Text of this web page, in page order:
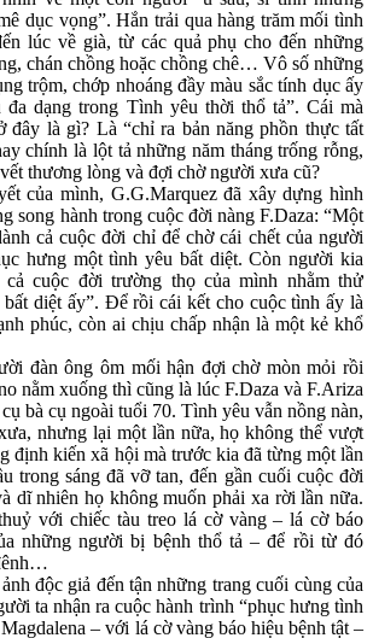
dục vọng”. Hắn trải qua hàng trăm mối tình
lúc về già, từ các quả phụ cho đến những
chán chồng hoặc chồng chê… Vô số những
trộm, chớp nhoáng đầy màu sắc tính dục ấy
đa dạng trong Tình yêu thời thổ tả”. Cái mà
đây là gì? Là “chỉ ra bản năng phồn thực tất
chính là lột tả những năm tháng trống rỗng,
thương lòng và đợi chờ người xưa cũ?
của mình, G.G.Marquez đã xây dựng hình
song hành trong cuộc đời nàng F.Daza: “Một
cả cuộc đời chỉ để chờ cái chết của người
hưng một tình yêu bất diệt. Còn người kia
cả cuộc đời trường thọ của mình nhằm thử
diệt ấy”. Để rồi cái kết cho cuộc tình ấy là
phúc, còn ai chịu chấp nhận là một kẻ khổ
đàn ông ôm mối hận đợi chờ mòn mỏi rồi
nằm xuống thì cũng là lúc F.Daza và F.Ariza
bà cụ ngoài tuổi 70. Tình yêu vẫn nồng nàn,
nhưng lại một lần nữa, họ không thể vượt
định kiến xã hội mà trước kia đã từng một lần
trong sáng đã vỡ tan, đến gần cuối cuộc đời
dĩ nhiên họ không muốn phải xa rời lần nữa.
với chiếc tàu treo lá cờ vàng – lá cờ báo
những người bị bệnh thổ tả – để rồi từ đó
độc giả đến tận những trang cuối cùng của
ta nhận ra cuộc hành trình “phục hưng tình
– với lá cờ vàng báo hiệu bệnh tật –